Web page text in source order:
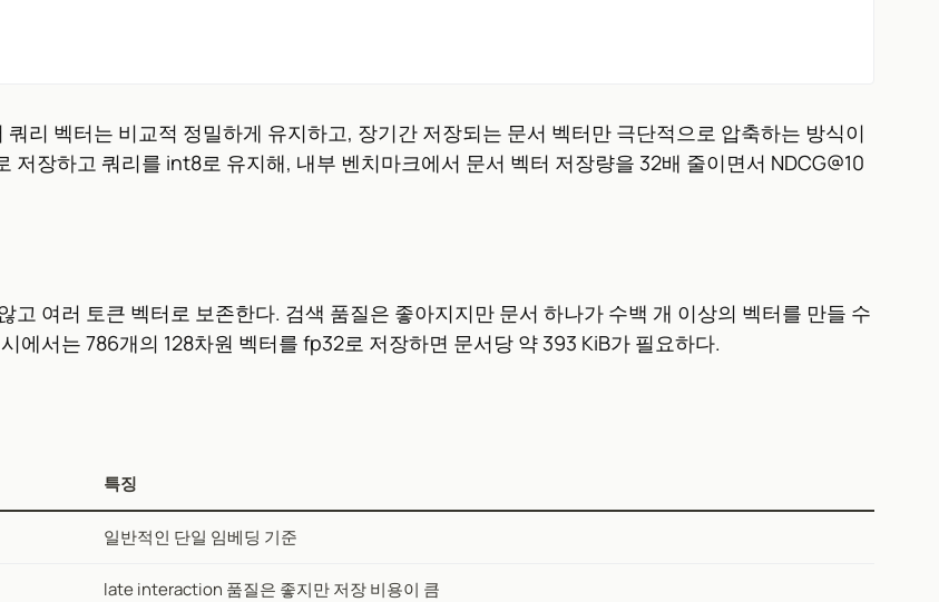
리 벡터는 비교적 정밀하게 유지하고, 장기간 저장되는 문서 벡터만 극단적으로 압축하는 방식이
장하고 쿼리를 int8로 유지해, 내부 벤치마크에서 문서 벡터 저장량을 32배 줄이면서 NDCG@10
여러 토큰 벡터로 보존한다. 검색 품질은 좋아지지만 문서 하나가 수백 개 이상의 벡터를 만들 수
서는 786개의 128차원 벡터를 fp32로 저장하면 문서당 약 393 KiB가 필요하다.
특징
일반적인 단일 임베딩 기준
late interaction 품질은 좋지만 저장 비용이 큼